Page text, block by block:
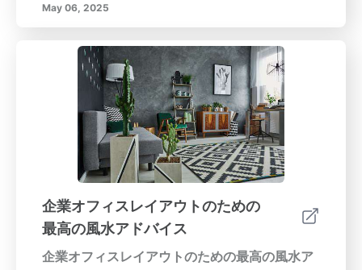
May 06, 2025
企業オフィスレイアウトのための
最高の風水アドバイス
企業オフィスレイアウトのための最高の風水ア